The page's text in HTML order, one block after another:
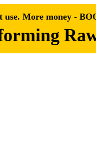
use. More money -